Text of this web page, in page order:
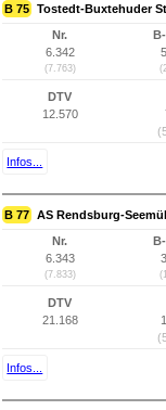
B 75 Tostedt-Buxtehuder
Nr.
6.342
(7.763)
DTV
12.570
Infos...
B 77 AS Rendsburg-
Nr.
6.343
(7.833)
DTV
21.168
Infos...